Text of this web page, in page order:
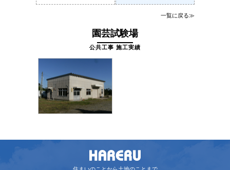
一覧に戻る≫
園芸試験場
公共工事 施工実績